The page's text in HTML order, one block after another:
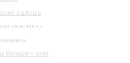
в афише
на новости
Большого зала